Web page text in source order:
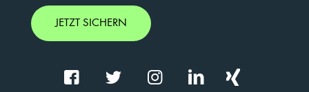
JETZT SICHERN